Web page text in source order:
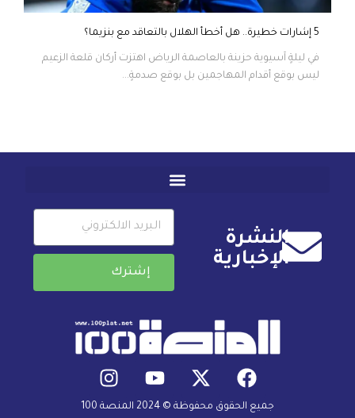
5 إشارات خطيرة.. هل أخطأ الهلال بالتعاقد مع بنزيما؟
في ليلةٍ آسيوية حزينة بالعاصمة الرياض اهتزت أركان قلعة الزعيم
ليس بوقع أقدام المهاجمين بل بوقع صدمةٍ...
النشرة
الإخبارية
إشترك
جميع الحقوق محفوظة © 2024 المنصة 100